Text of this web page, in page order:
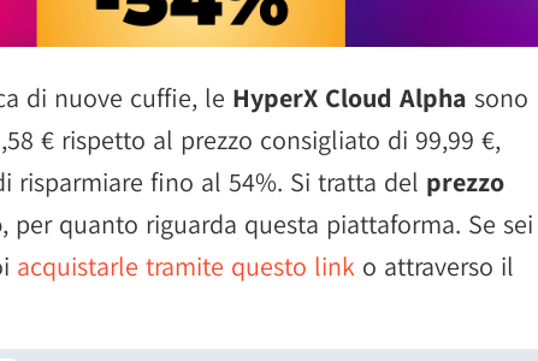
di nuove cuffie, le HyperX Cloud Alpha sono
€ rispetto al prezzo consigliato di 99,99 €,
risparmiare fino al 54%. Si tratta del prezzo
, per quanto riguarda questa piattaforma. Se sei
acquistarle tramite questo link o attraverso il